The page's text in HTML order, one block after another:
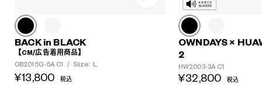
BACK in BLACK
【CM/広告着用商品】
OB2015G-5A C1
/ Size: L
¥13,800 税込
OWNDAYS ×
2
HW2003-3A C1
¥32,800 税込